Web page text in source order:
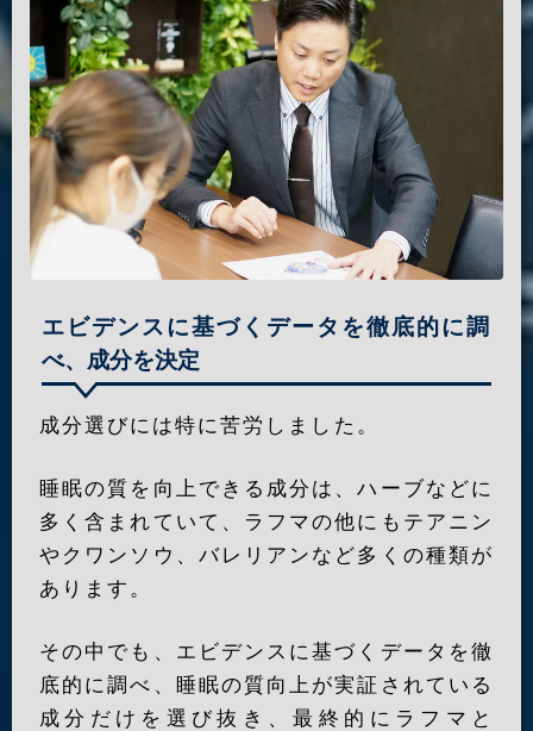
エビデンスに基づくデータを徹底的に調
べ、成分を決定
成分選びには特に苦労しました。
睡眠の質を向上できる成分は、ハーブなどに
多く含まれていて、ラフマの他にもテアニン
やクワンソウ、バレリアンなど多くの種類が
あります。
その中でも、エビデンスに基づくデータを徹
底的に調べ、睡眠の質向上が実証されている
成分だけを選び抜き、最終的にラフマと